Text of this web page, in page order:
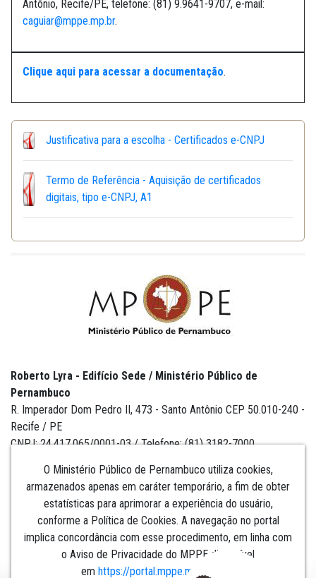
Antônio, Recife/PE, telefone: (81) 9.9641-9707, e-mail:
caguiar@mppe.mp.br.
Clique aqui para acessar a documentação.
Justificativa para a escolha - Certificados e-CNPJ
Termo de Referência - Aquisição de certificados
digitais, tipo e-CNPJ, A1
O Ministério Público de Pernambuco utiliza cookies,
armazenados apenas em caráter temporário, a fim de obter
estatísticas para aprimorar a experiência do usuário,
conforme a Política de Cookies. A navegação no portal
implica concordância com esse procedimento, em linha com
o Aviso de Privacidade do MPPE disponível
em https://portal.mppe.mp.br/lgpd
Roberto Lyra - Edifício Sede / Ministério Público de
Pernambuco
R. Imperador Dom Pedro II, 473 - Santo Antônio CEP 50.010-240 -
Recife / PE
CNPJ: 24.417.065/0001-03 / Telefone: (81) 3182-7000
Institucional
Comunicação